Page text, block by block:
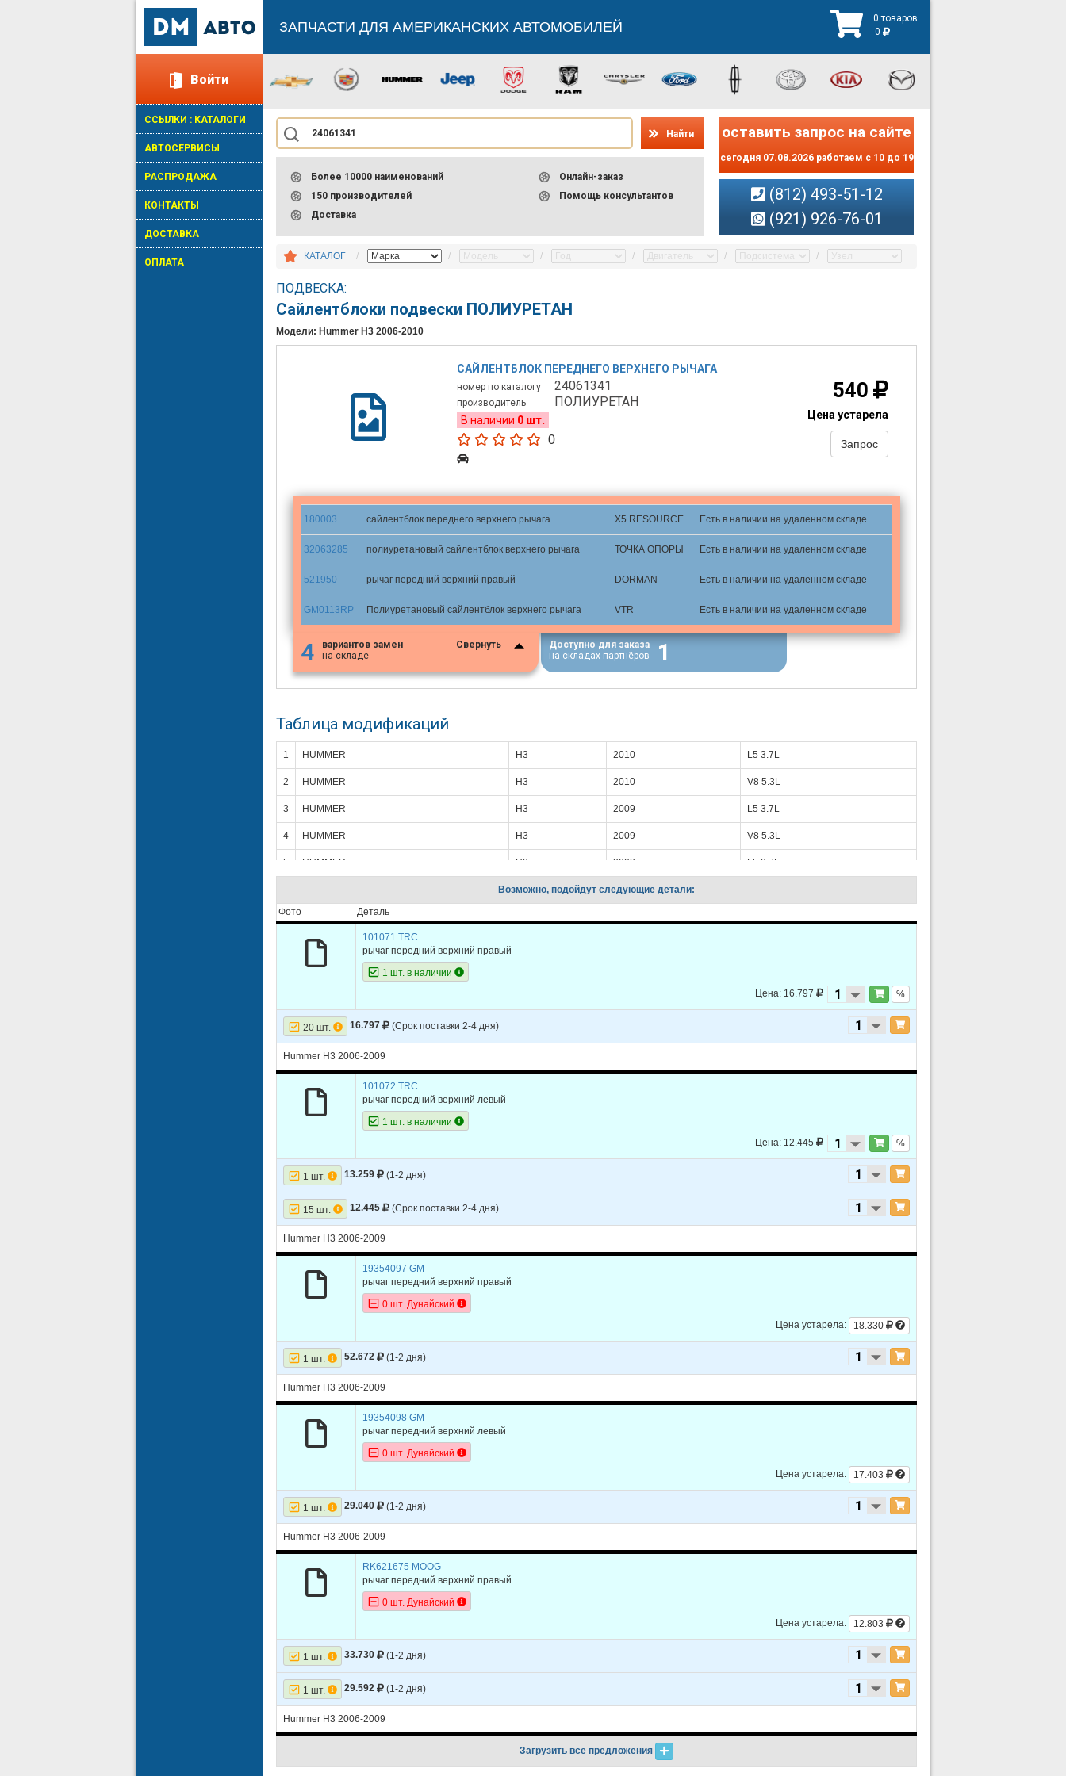
Войти
ССЫЛКИ : КАТАЛОГИ
АВТОСЕРВИСЫ
РАСПРОДАЖА
КОНТАКТЫ
ДОСТАВКА
ОПЛАТА
ЗАПЧАСТИ ДЛЯ АМЕРИКАНСКИХ АВТОМОБИЛЕЙ
0 товаров
0
Найти
Более 10000 наименований
150 производителей
Доставка
Онлайн-заказ
Помощь консультантов
оставить запрос на сайте
сегодня 07.08.2026 работаем с 10 до 19
(812) 493-51-12
(921) 926-76-01
КАТАЛОГ
ПОДВЕСКА:
Сайлентблоки подвески ПОЛИУРЕТАН
Модели: Hummer H3 2006-2010
САЙЛЕНТБЛОК ПЕРЕДНЕГО ВЕРХНЕГО РЫЧАГА
номер по каталогу 24061341
производитель ПОЛИУРЕТАН
В наличии 0 шт.
0
540
Цена устарела
Запрос
180003 сайлентблок переднего верхнего рычага X5 RESOURCE Есть в наличии на удаленном складе
32063285 полиуретановый сайлентблок верхнего рычага ТОЧКА ОПОРЫ Есть в наличии на удаленном складе
521950 рычаг передний верхний правый DORMAN Есть в наличии на удаленном складе
GM0113RP Полиуретановый сайлентблок верхнего рычага VTR Есть в наличии на удаленном складе
4
вариантов замен
на складе
Свернуть
Доступно для заказа
на складах партнёров
1
Таблица модификаций
1 HUMMER H3 2010 L5 3.7L
2 HUMMER H3 2010 V8 5.3L
3 HUMMER H3 2009 L5 3.7L
4 HUMMER H3 2009 V8 5.3L
5 HUMMER H3 2008 L5 3.7L
H3 2008
7
HUMMER
Возможно, подойдут следующие детали:
Фото
Деталь
101071 TRC
рычаг передний верхний правый
1 шт. в наличии
Цена: 16.797
%
20 шт. 16.797 (Срок поставки 2-4 дня)
Hummer H3 2006-2009
101072 TRC
рычаг передний верхний левый
1 шт. в наличии
Цена: 12.445
%
1 шт. 13.259 (1-2 дня)
15 шт. 12.445 (Срок поставки 2-4 дня)
Hummer H3 2006-2009
19354097 GM
рычаг передний верхний правый
0 шт. Дунайский
Цена устарела:
18.330
1 шт. 52.672 (1-2 дня)
Hummer H3 2006-2009
19354098 GM
рычаг передний верхний левый
0 шт. Дунайский
Цена устарела:
17.403
1 шт. 29.040 (1-2 дня)
Hummer H3 2006-2009
RK621675 MOOG
рычаг передний верхний правый
0 шт. Дунайский
Цена устарела:
12.803
1 шт. 33.730 (1-2 дня)
1 шт. 29.592 (1-2 дня)
Hummer H3 2006-2009
Загрузить все предложения